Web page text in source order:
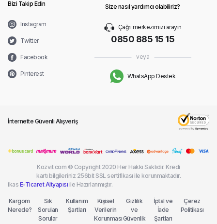
Bizi Takip Edin
Instagram
Twitter
Facebook
Pinterest
Size nasıl yardımcı olabiliriz?
Çağrı merkezimizi arayın
0850 885 15 15
veya
WhatsApp Destek
İnternette Güvenli Alışveriş
Kozvit.com © Copyright 2020 Her Hakkı Saklıdır. Kredi
kartı bilgileriniz 256bit SSL sertifikası ile korunmaktadır.
ikas E-Ticaret Altyapısı ile Hazırlanmıştır.
Kargom
Nerede?
Sık
Sorulan
Sorular
Kullanım
Şartları
Kişisel
Verilerin
Korunması
Gizlilik
ve
Güvenlik
İptal ve
İade
Şartları
Çerez
Politikası